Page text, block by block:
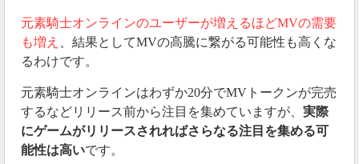
元素騎士オンラインのユーザーが増えるほどMVの需要
も増え
、結果としてMVの高騰に繋がる可能性も高くな
るわけです。
元素騎士オンラインはわずか20分でMVトークンが完売
するなどリリース前から注目を集めていますが、 実際
にゲームがリリースされればさらなる注目を集める可
能性は高いです。